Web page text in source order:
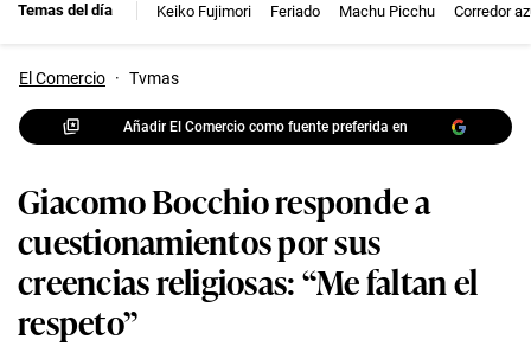
Temas del día Keiko Fujimori Feriado Machu Picchu Corredor
El Comercio · Tvmas
Añadir El Comercio como fuente preferida en
Giacomo Bocchio responde a
cuestionamientos por sus
creencias religiosas: “Me faltan el
respeto”